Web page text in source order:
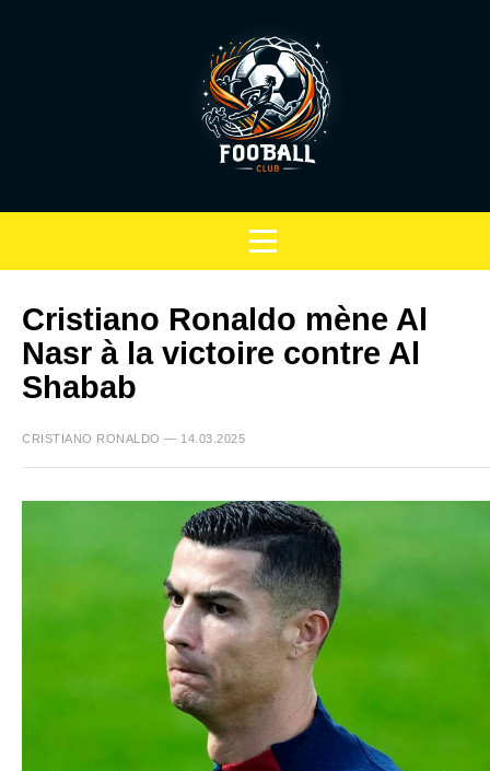
Cristiano Ronaldo mène Al
Nasr à la victoire contre Al
Shabab
CRISTIANO RONALDO — 14.03.2025